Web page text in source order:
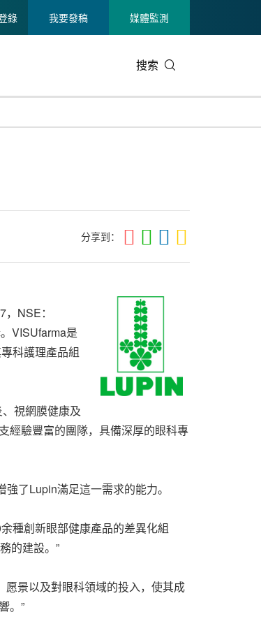
錄 我要發稿 媒體監測
搜索
分享到：
NSE：
VISUfarma是
科護理產品組
視網膜健康及
經驗豐富的團隊，具備深厚的眼科專
了Lupin滿足這一需求的能力。
種創新眼部健康產品的差異化組
的建設。”
景以及對眼科領域的投入，使其成
。”